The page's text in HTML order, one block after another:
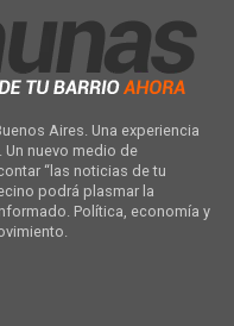
Aires. Una experiencia
nuevo medio de
“las noticias de tu
podrá plasmar la
Política, economía y